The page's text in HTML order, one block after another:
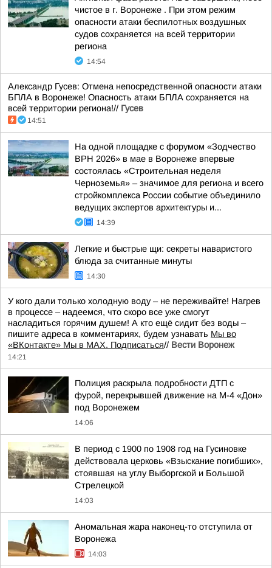
чистое в г. Воронеже . При этом режим
опасности атаки беспилотных воздушных
судов сохраняется на всей территории
региона
14:54
Александр Гусев: Отмена непосредственной опасности атаки
БПЛА в Воронеже! Опасность атаки БПЛА сохраняется на
всей территории региона!// Гусев
14:51
На одной площадке с форумом «Зодчество
ВРН 2026» в мае в Воронеже впервые
состоялась «Строительная неделя
Черноземья» – значимое для региона и всего
стройкомплекса России событие объединило
ведущих экспертов архитектуры и...
14:39
Легкие и быстрые щи: секреты наваристого
блюда за считанные минуты
14:30
У кого дали только холодную воду – не переживайте! Нагрев
в процессе – надеемся, что скоро все уже смогут
насладиться горячим душем! А кто ещё сидит без воды –
пишите адреса в комментариях, будем узнавать Мы во
«ВКонтакте» Мы в MAX. Подписаться// Вести Воронеж
14:21
Полиция раскрыла подробности ДТП с
фурой, перекрывшей движение на М-4 «Дон»
под Воронежем
14:06
В период с 1900 по 1908 год на Гусиновке
действовала церковь «Взыскание погибших»,
стоявшая на углу Выборгской и Большой
Стрелецкой
14:03
Аномальная жара наконец-то отступила от
Воронежа
14:03